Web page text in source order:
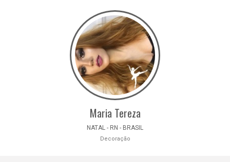
Maria Tereza
NATAL - RN - BRASIL
Decoração